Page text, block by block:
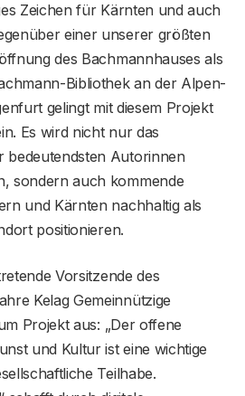
Zeichen für Kärnten und auch
einer unserer größten
des Bachmannhauses als
Bibliothek an der Alpen-
gelingt mit diesem Projekt
Es wird nicht nur das
bedeutendsten Autorinnen
sondern auch kommende
und Kärnten nachhaltig als
positionieren.
Vorsitzende des
Kelag Gemeinnützige
Projekt aus: „Der offene
und Kultur ist eine wichtige
Teilhabe.